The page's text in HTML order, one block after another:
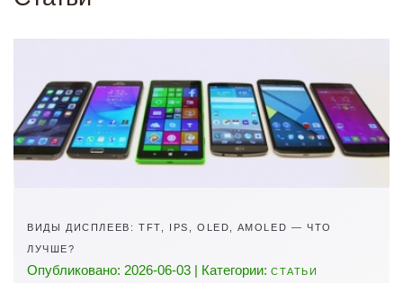
ВИДЫ ДИСПЛЕЕВ: TFT, IPS, OLED, AMOLED — ЧТО
ЛУЧШЕ?
Опубликовано: 2026-06-03 | Категории: СТАТЬИ